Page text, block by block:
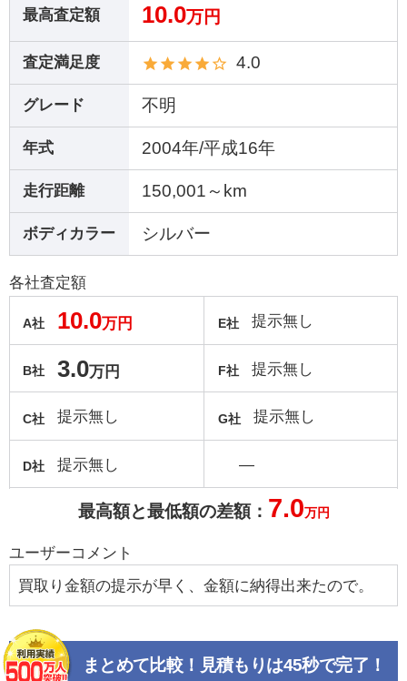
最高査定額 10.0万円
査定満足度 4.0
グレード 不明
年式 2004年/平成16年
走行距離 150,001～km
ボディカラー シルバー
各社査定額
A社 10.0万円
B社 3.0万円
C社 提示無し
D社 提示無し
E社 提示無し
F社 提示無し
G社 提示無し
―
最高額と最低額の差額： 7.0万円
ユーザーコメント
買取り金額の提示が早く、金額に納得出来たので。
まとめて比較！見積もりは45秒で完了！